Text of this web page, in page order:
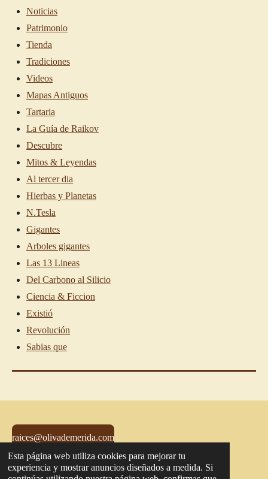
Esta página web utiliza cookies para mejorar tu
experiencia y mostrar anuncios diseñados a medida. Si
Noticias
Patrimonio
Tienda
Tradiciones
Videos
Mapas Antiguos
Tartaria
La Guía de Raikov
Descubre
Mitos & Leyendas
Al tercer dia
Hierbas y Planetas
N.Tesla
Gigantes
Arboles gigantes
Las 13 Lineas
Del Carbono al Silicio
Ciencia & Ficcion
Existió
Revolución
Sabias que
raices@olivademerida.com
© 2021 - 2026 - Oliva de Mérida - Raíces